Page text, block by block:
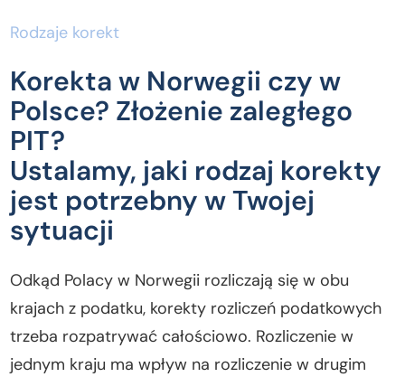
Rodzaje korekt
Korekta w Norwegii czy w
Polsce? Złożenie zaległego
PIT?
Ustalamy, jaki rodzaj korekty
jest potrzebny w Twojej
sytuacji
Odkąd Polacy w Norwegii rozliczają się w obu
krajach z podatku, korekty rozliczeń podatkowych
trzeba rozpatrywać całościowo. Rozliczenie w
jednym kraju ma wpływ na rozliczenie w drugim